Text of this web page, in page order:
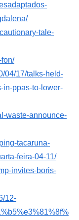
tale-
04/17/talks-held-
in-ppas-to-lower-
waste-announce-
tacaruna-
feira-04-11/
invites-boris-
12-